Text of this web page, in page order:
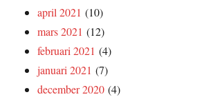
april 2021 (10)
mars 2021 (12)
februari 2021 (4)
januari 2021 (7)
december 2020 (4)